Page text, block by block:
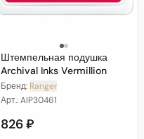
Штемпельная подушка
Archival Inks Vermillion
Бренд: Ranger
Арт.:AIP30461
826 ₽